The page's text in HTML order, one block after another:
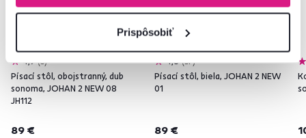
Prispôsobiť
4,9 6
Písací stôl, obojstranný, dub
sonoma, JOHAN 2 NEW 08
JH112
89 €
4,8 37
Písací stôl, biela, JOHAN 2 NEW
01
89 €